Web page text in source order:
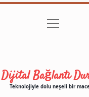
Gizlilik Politikası
menüyü
aç
Dijital Bağlantı
Teknolojiyle dolu neşeli bir